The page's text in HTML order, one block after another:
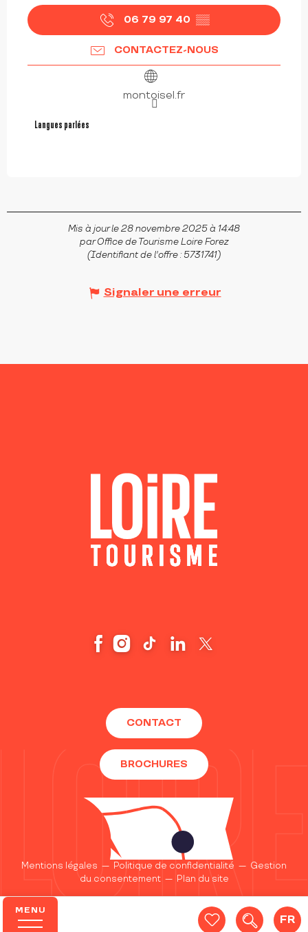
MENU
FR
06 79 97 40 ▒▒
CONTACTEZ-NOUS
montoisel.fr
Langues parlées
Langues parlées
Mis à jour le 28 novembre 2025 à 14:48
par Office de Tourisme Loire Forez
(Identifiant de l'offre : 5731741)
Signaler une erreur
CONTACT
BROCHURES
Mentions légales — Politique de confidentialité — Gestion
du consentement— Plan du site